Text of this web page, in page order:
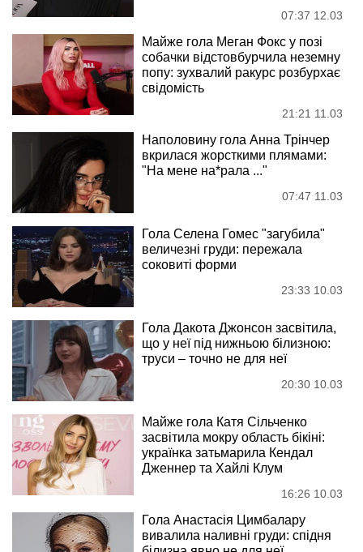
07:37 12.03
Майже гола Меган Фокс у позі
собачки відстовбурчила неземну
попу: зухвалий ракурс розбурхає
свідомість
21:21 11.03
Наполовину гола Анна Трінчер
вкрилася жорсткими плямами:
"На мене на*рала ..."
07:47 11.03
Гола Селена Гомес "загубила"
величезні груди: пережала
соковиті форми
23:33 10.03
Гола Дакота Джонсон засвітила,
що у неї під нижньою білизною:
труси – точно не для неї
20:30 10.03
Майже гола Катя Сільченко
засвітила мокру область бікіні:
українка затьмарила Кендал
Дженнер та Хайлі Клум
16:26 10.03
Гола Анастасія Цимбалару
вивалила наливні груди: спідня